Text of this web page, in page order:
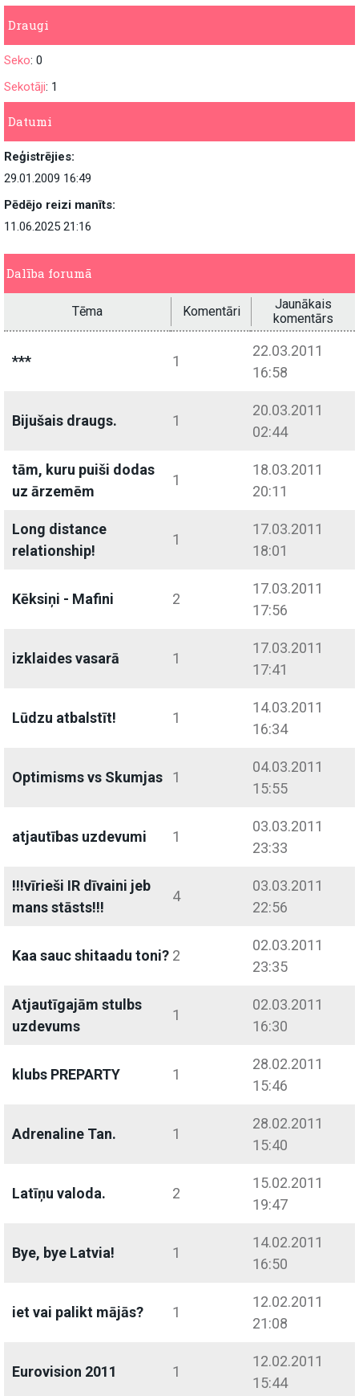
Draugi
Seko: 0
Sekotāji: 1
Datumi
Reģistrējies:
29.01.2009 16:49
Pēdējo reizi manīts:
11.06.2025 21:16
Dalība forumā
Tēma Komentāri
Jaunākais
komentārs
*** 1
22.03.2011
16:58
Bijušais draugs. 1
20.03.2011
02:44
tām, kuru puiši dodas
uz ārzemēm
1
18.03.2011
20:11
Long distance
relationship!
1
17.03.2011
18:01
Kēksiņi - Mafini 2
17.03.2011
17:56
izklaides vasarā 1
17.03.2011
17:41
Lūdzu atbalstīt! 1
14.03.2011
16:34
Optimisms vs Skumjas 1
04.03.2011
15:55
atjautības uzdevumi 1
03.03.2011
23:33
!!!vīrieši IR dīvaini jeb
mans stāsts!!!
4
03.03.2011
22:56
Kaa sauc shitaadu toni? 2
02.03.2011
23:35
Atjautīgajām stulbs
uzdevums
1
02.03.2011
16:30
klubs PREPARTY 1
28.02.2011
15:46
Adrenaline Tan. 1
28.02.2011
15:40
Latīņu valoda. 2
15.02.2011
19:47
Bye, bye Latvia! 1
14.02.2011
16:50
iet vai palikt mājās? 1
12.02.2011
21:08
Eurovision 2011 1
12.02.2011
15:44